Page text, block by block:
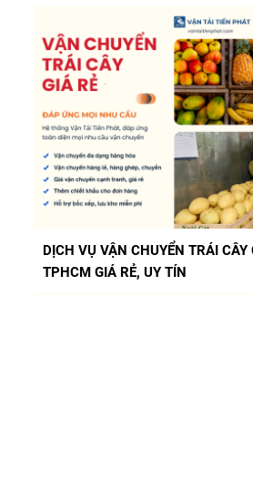
DỊCH VỤ VẬN CHUYỂN TRÁI
TPHCM GIÁ RẺ, UY TÍN